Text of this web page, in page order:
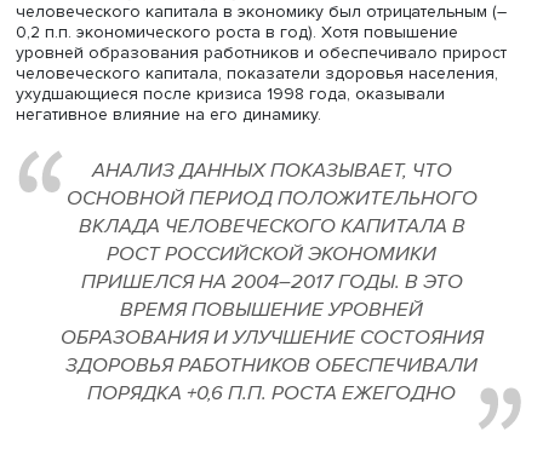
Вклад человеческого капитала в экономический рост
повышения производительности работников
динамикой человеческого капитала и эластичностью
по труду (показывает, на сколько процентов
производительность при увеличении затрат труда на
Согласно статистике, за 2000–2021 годы средняя
продолжительность образования работающего
России повысилась с 12,6 до 13,3 года. Рассчитанный
основе человеческий капитал устойчиво повышался
года. Существенный приток работников с высшим
образованием обеспечили многочисленность молодых
когорт, повышение охвата высшим образованием (с
населения в 1995 году до 32–35% в 2010-e) и высокий
уровень трудоустройства выпускников вузов. В 2010-е
численность молодых когорт начала снижаться, что
сокращению общего притока выпускников вузов на